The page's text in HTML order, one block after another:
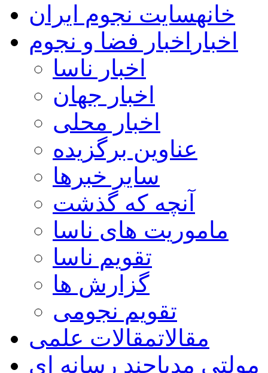
خانهسایت نجوم ایران
اخبار اخبار فضا و نجوم
اخبار ناسا
اخبار جهان
اخبار محلی
عناوین برگزیده
سایر خبرها
آنچه که گذشت
ماموریت های ناسا
تقویم ناسا
گزارش ها
تقویم نجومی
مقالاتمقالات علمی
مولتی مدیاچند رسانه اي